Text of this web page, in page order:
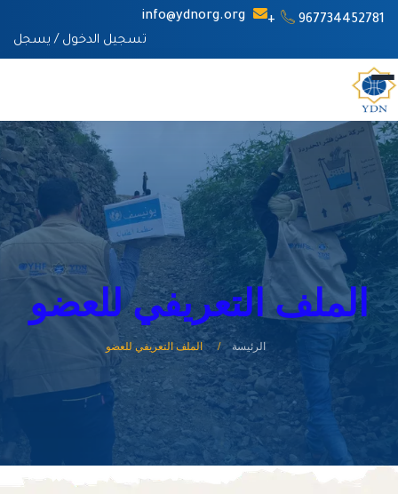
967734452781+
info@ydnorg.org
تسجيل الدخول / يسجل
الملف التعريفي للعضو
الرئيسة الملف التعريفي للعضو